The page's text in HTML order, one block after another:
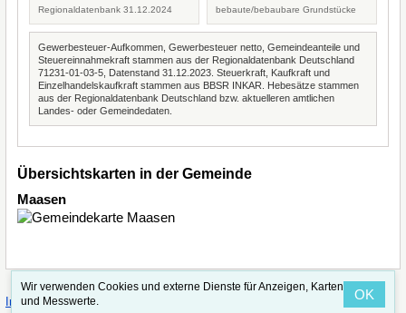
Regionaldatenbank 31.12.2024 bebaute/bebaubare Grundstücke
Gewerbesteuer-Aufkommen, Gewerbesteuer netto, Gemeindeanteile und
Steuereinnahmekraft stammen aus der Regionaldatenbank Deutschland
71231-01-03-5, Datenstand 31.12.2023. Steuerkraft, Kaufkraft und
Einzelhandelskaufkraft stammen aus BBSR INKAR. Hebesätze stammen
aus der Regionaldatenbank Deutschland bzw. aktuelleren amtlichen
Landes- oder Gemeindedaten.
Übersichtskarten in der Gemeinde
Maasen
Impressum·Straßenindex
Wir verwenden Cookies und externe Dienste für Anzeigen, Karten
und Messwerte.
OK